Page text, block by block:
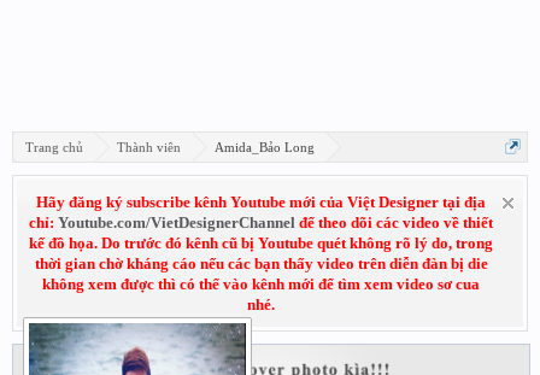
Trang chủ Thành viên Amida_Bảo Long
Hãy đăng ký subscribe kênh Youtube mới của Việt Designer tại địa
chỉ: Youtube.com/VietDesignerChannel để theo dõi các video về thiết
kế đồ họa. Do trước đó kênh cũ bị Youtube quét không rõ lý do, trong
thời gian chờ kháng cáo nếu các bạn thấy video trên diễn đàn bị die
không xem được thì có thể vào kênh mới để tìm xem video sơ cua
nhé.